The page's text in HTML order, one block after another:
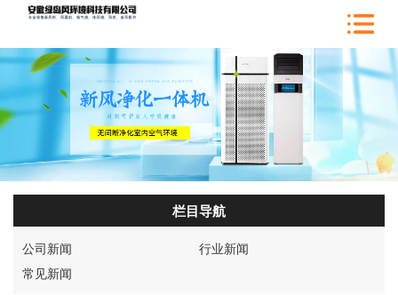
栏目导航
公司新闻
行业新闻
常见新闻